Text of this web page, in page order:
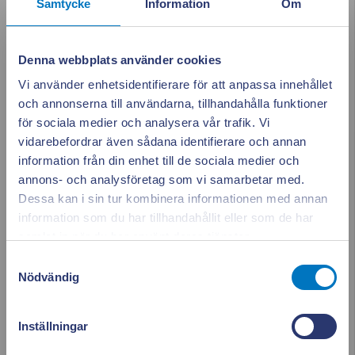
Samtycke Information Om
Denna webbplats använder cookies
Vi använder enhetsidentifierare för att anpassa innehållet
och annonserna till användarna, tillhandahålla funktioner
för sociala medier och analysera vår trafik. Vi
vidarebefordrar även sådana identifierare och annan
information från din enhet till de sociala medier och
annons- och analysföretag som vi samarbetar med.
Dessa kan i sin tur kombinera informationen med annan
information som du har tillhandahållit eller som de har
Nödvändig
Inställningar
februari 2023
januari 2023
december 2022
november 2022
oktober 2022
september 2022
maj 2022
Stäng
Appen ger dig
full koll på elen
Se vad som drar el i realtid. Använd elen smartare och
sänk dina kostnader.